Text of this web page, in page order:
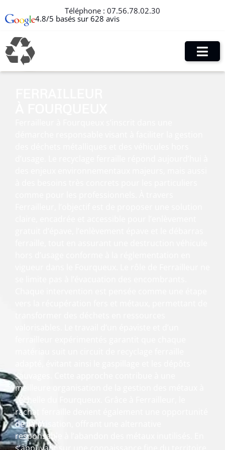
Téléphone : 07.56.78.02.30
4.8/5 basés sur 628 avis
sauvages. Cette approche contribue à une
meilleure organisation de la gestion des métaux à
l’échelle du Fourqueux. Grâce à Ferrailleur, le
rachat ferraille devient également une opportunité
de valorisation, offrant une alternative
responsable à l’abandon des métaux inutilisés. En